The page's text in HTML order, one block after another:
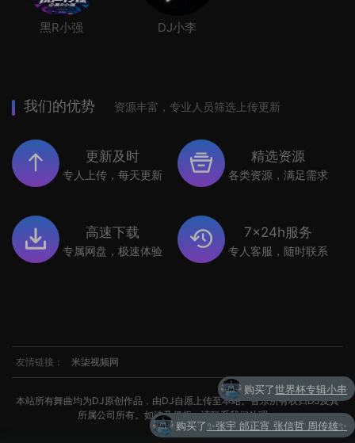
黑R小强 DJ小李
我们的优势 资源丰富，专业人员筛选上传更新
更新及时
专人上传，每天更新
精选资源
各类资源，满足需求
高速下载
专属网盘，极速体验
7x24h服务
专人客服，随时联系
友情链接： 米柒视频网
本站所有舞曲均为DJ原创作品，由DJ自愿上传至本站。音乐所有权归DJ及其
所属公司所有。如涉及侵权，请联系我们处理。
世界杯专辑小串
✨张宇 邰正宵 张信哲 周传雄✨